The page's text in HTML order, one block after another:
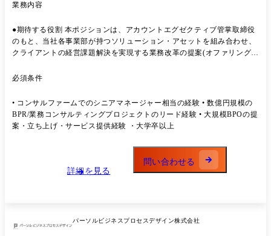
ンテンツマーケティングの自動化 ●教育体制 事業、商材の理解を深める
支援します。(入社時点で商材知識有無は問いません) 状態目標例 1か月
目 ・会社紹介ができ、支援事例が話せる ・顧客の事業と方針、中計を
理解しアウトプットできる 2か月目 ・顕在化しているテクニカルセール
問ができフォロー有で案件化できている ・顧客の方針と想定課題を立て
の変更の範囲: 会社の定める職種(出向を命じることがあり、その場合は
出向先の定める職種)
業務内容
●期待する役割 本ポジションは、アカウントエグゼクティブ管掌取締役
のもと、当社各事業部が持つソリューション・アセットを組み合わせ、
クライアントの経営課題解決を実現する業務改革の提案(オファリング)
標準化・連携モデルを整備し、再現性ある運営基盤を0→1で構築しま
化やマーケティング効率化などへ役割を拡張することも可能です。 ●業
務内容 対外:ソリューション・オファリングの開発・提案 • 各事業が持
つ代表的な機能・サービスを組み合わせ、クライアントの業務 改革を実
した大規模提案のリード 対外:導入初期のデューデリジェンス・業務改
革リード • コンサルティング部門およびBPO・CX等の各事業と連携
し、デューデリジェンス(DD:現状調査)、業務改革実行計画の策定・推
ル・企画・オペ・管理など多機能を横断した連携フローと意思決定ルー
必須条件
• コンサルファームでのシニアマネージャー相当の経験 • 数億円規模の
BPR/業務コンサルティングプロジェクトのリード経験 • 大規模BPOの提
案・立ち上げ・サービス提供経験 ・大学卒以上
詳細を見る
問い合わせる
パーソルビジネスプロセスデザイン株式会社